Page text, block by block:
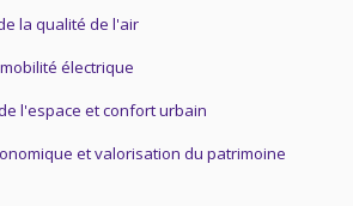
la qualité de l'air
électrique
l'espace et confort urbain
et valorisation du patrimoine